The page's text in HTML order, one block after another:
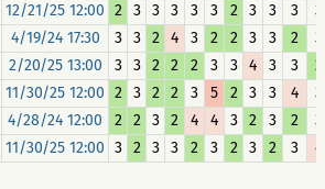
12/21/25 12:00 2 3 3 3 3 3 2 3 3 3
3
4/19/24 17:30 3 3 2 4 3 2 2 3 3 2
3
2/20/25 13:00 3 3 2 2 2 3 3 4 3 3
2
11/30/25 12:00 2 3 2 2 3 5 2 3 3 4
3
4/28/24 12:00 2 2 3 2 4 4 3 2 3 2
3
11/30/25 12:00 3 2 3 3 2 3 2 3 2 3 4